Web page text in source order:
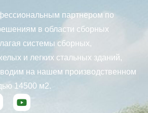
партнером по
в области сборных
системы сборных,
и легких стальных зданий,
на нашем производственном
14500 м2.